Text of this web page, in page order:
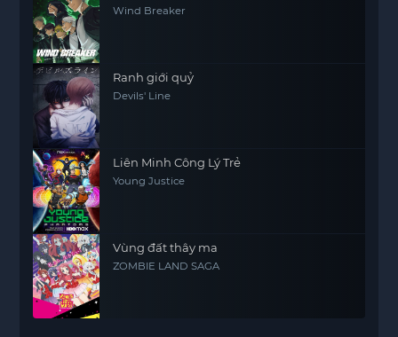
Wind Breaker
Ranh giới quỷ
Devils' Line
Liên Minh Công Lý Trẻ
Young Justice
Vùng đất thây ma
ZOMBIE LAND SAGA